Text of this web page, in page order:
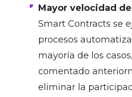
Mayor velocidad
Smart Contracts se
procesos
mayoría de los
comentado
eliminar la